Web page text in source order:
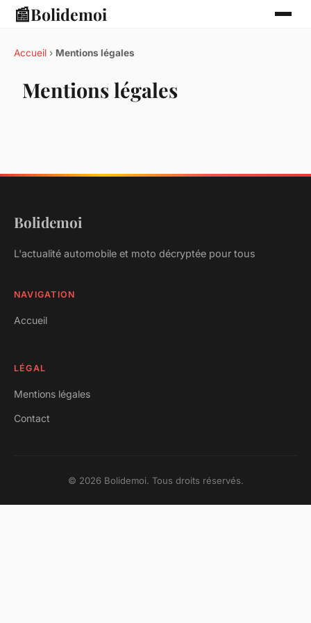
📰Bolidemoi
Accueil › Mentions légales
Mentions légales
Bolidemoi
L'actualité automobile et moto décryptée pour tous
NAVIGATION
Accueil
LÉGAL
Mentions légales
Contact
© 2026 Bolidemoi. Tous droits réservés.